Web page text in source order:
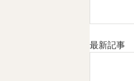
最新記事